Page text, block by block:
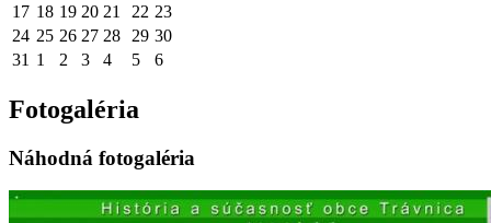
17 18 19 20 21 22 23
24 25 26 27 28 29 30
31 1 2 3 4 5 6
Fotogaléria
Náhodná fotogaléria